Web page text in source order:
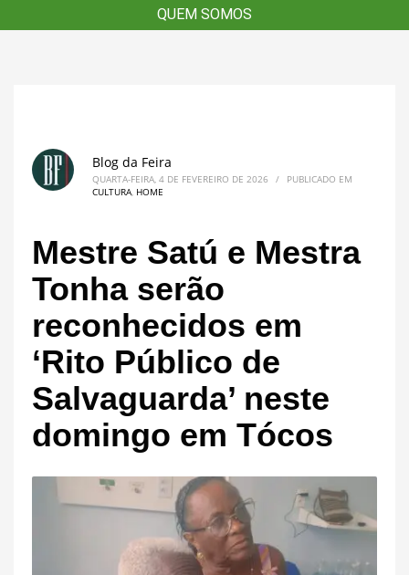
QUEM SOMOS
QUEM SOMOS
Blog da Feira
QUARTA-FEIRA, 4 DE FEVEREIRO DE 2026 /
PUBLICADO EM
CULTURA, HOME
Mestre Satú e Mestra
Tonha serão
reconhecidos em
‘Rito Público de
Salvaguarda’ neste
domingo em Tócos